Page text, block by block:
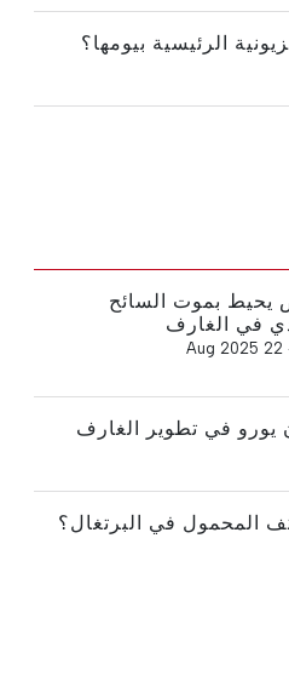
الرئيسية بيومها؟
يحيط بموت السائح
في الغارف
22 Aug 2025
المحمول في البرتغال؟